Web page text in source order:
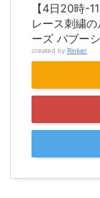
【4日20時-
レース刺繍
ーズ バブー
created by Rinker